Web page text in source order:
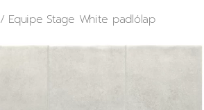
/ Equipe Stage White padlólap